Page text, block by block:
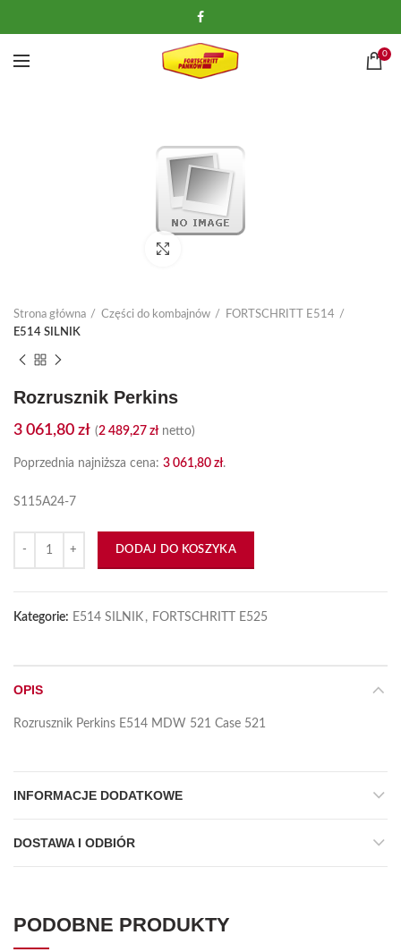
0
Strona główna Części do kombajnów
FORTSCHRITT E514
E514 SILNIK
Rozrusznik Perkins
3 061,80 zł (2 489,27 złnetto)
Poprzednia najniższa cena: 3 061,80 zł.
S115A24-7
DODAJ DO KOSZYKA
Kategorie: E514 SILNIK , FORTSCHRITT E525
OPIS
Rozrusznik Perkins E514 MDW 521 Case 521
INFORMACJE DODATKOWE
DOSTAWA I ODBIÓR
PODOBNE PRODUKTY